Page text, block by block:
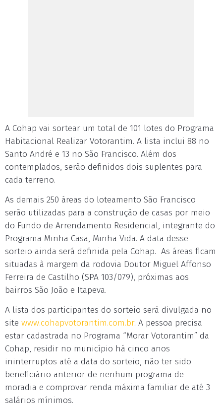
A Cohap vai sortear um total de 101 lotes do Programa
Habitacional Realizar Votorantim. A lista inclui 88 no
Santo André e 13 no São Francisco. Além dos
contemplados, serão definidos dois suplentes para
cada terreno.
As demais 250 áreas do loteamento São Francisco
serão utilizadas para a construção de casas por meio
do Fundo de Arrendamento Residencial, integrante do
Programa Minha Casa, Minha Vida. A data desse
sorteio ainda será definida pela Cohap. As áreas ficam
situadas à margem da rodovia Doutor Miguel Affonso
Ferreira de Castilho (SPA 103/079), próximas aos
bairros São João e Itapeva.
A lista dos participantes do sorteio será divulgada no
site www.cohapvotorantim.com.br. A pessoa precisa
estar cadastrada no Programa “Morar Votorantim” da
Cohap, residir no município há cinco anos
ininterruptos até a data do sorteio, não ter sido
beneficiário anterior de nenhum programa de
moradia e comprovar renda máxima familiar de até 3
salários mínimos.